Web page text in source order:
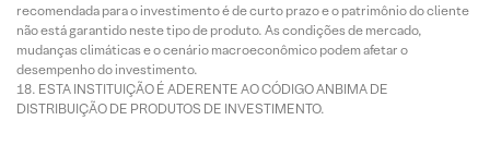
recomendada para o investimento é de curto prazo e o patrimônio do cliente
não está garantido neste tipo de produto. As condições de mercado,
mudanças climáticas e o cenário macroeconômico podem afetar o
desempenho do investimento.
ESTA INSTITUIÇÃO É ADERENTE AO CÓDIGO ANBIMA DE
DISTRIBUIÇÃO DE PRODUTOS DE INVESTIMENTO.